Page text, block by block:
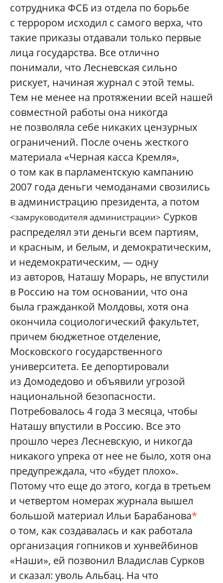
сотрудника ФСБ из отдела по борьбе
с террором исходил с самого верха, что
такие приказы отдавали только первые
лица государства. Все отлично
понимали, что Лесневская сильно
рискует, начиная журнал с этой темы.
Тем не менее на протяжении всей нашей
совместной работы она никогда
не позволяла себе никаких цензурных
ограничений. После очень жесткого
материала «Черная касса Кремля»,
о том как в парламентскую кампанию
2007 года деньги чемоданами свозились
в администрацию президента, а потом
<замруководителя администрации> Сурков
распределял эти деньги всем партиям,
и красным, и белым, и демократическим,
и недемократическим, — одну
из авторов, Наташу Морарь, не впустили
в Россию на том основании, что она
была гражданкой Молдовы, хотя она
окончила социологический факультет,
причем бюджетное отделение,
Московского государственного
университета. Ее депортировали
из Домодедово и объявили угрозой
национальной безопасности.
Потребовалось 4 года 3 месяца, чтобы
Наташу впустили в Россию. Все это
прошло через Лесневскую, и никогда
никакого упрека от нее не было, хотя она
предупреждала, что «будет плохо».
Потому что еще до этого, когда в третьем
и четвертом номерах журнала вышел
большой материал Ильи Барабанова*
о том, как создавалась и как работала
организация гопников и хунвейбинов
«Наши», ей позвонил Владислав Сурков
и сказал: уволь Альбац. На что